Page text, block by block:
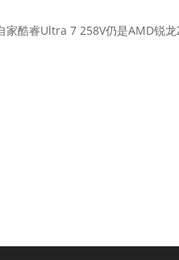
酷睿Ultra 7 258V仍是AMD锐